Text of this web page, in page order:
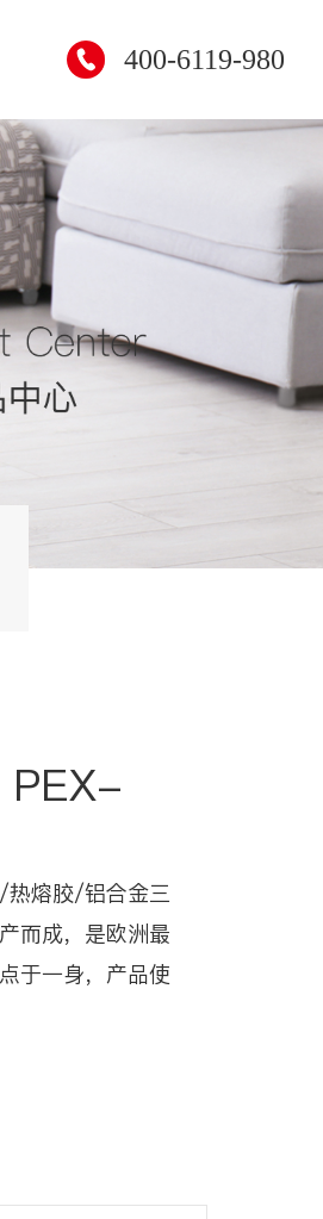
400-6119-980
交联管系列
PEX-
热熔胶/铝合金三
而成，是欧洲最
于一身，产品使